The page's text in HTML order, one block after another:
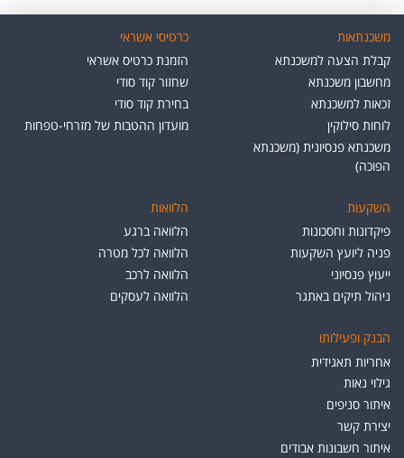
משכנתאות
קבלת הצעה למשכנתא
מחשבון משכנתא
זכאות למשכנתא
לוחות סילוקין
משכנתא פנסיונית (משכנתא
הפוכה)
כרטיסי אשראי
הזמנת כרטיס אשראי
שחזור קוד סודי
בחירת קוד סודי
מועדון ההטבות של מזרחי-טפחות
השקעות
פיקדונות וחסכונות
פניה ליועץ השקעות
ייעוץ פנסיוני
ניהול תיקים באתגר
הלוואות
הלוואה ברגע
הלוואה לכל מטרה
הלוואה לרכב
הלוואה לעסקים
הבנק ופעילותו
אחריות תאגידית
גילוי נאות
איתור סניפים
יצירת קשר
איתור חשבונות אבודים